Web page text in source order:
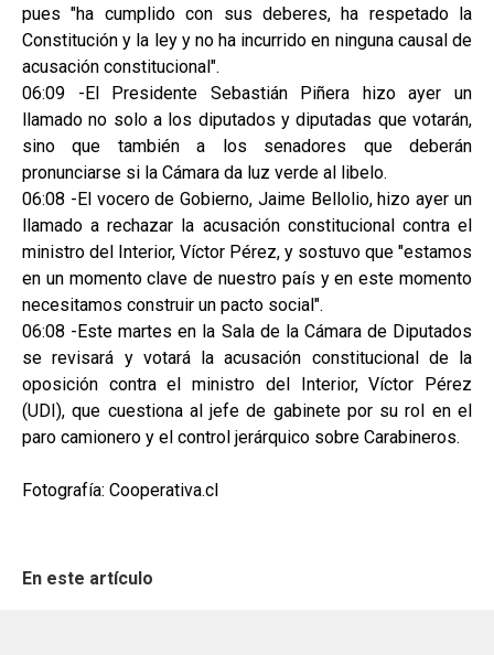
pues "ha cumplido con sus deberes, ha respetado la
Constitución y la ley y no ha incurrido en ninguna causal de
acusación constitucional".
06:09 -El Presidente Sebastián Piñera hizo ayer un
llamado no solo a los diputados y diputadas que votarán,
sino que también a los senadores que deberán
pronunciarse si la Cámara da luz verde al libelo.
06:08 -El vocero de Gobierno, Jaime Bellolio, hizo ayer un
llamado a rechazar la acusación constitucional contra el
ministro del Interior, Víctor Pérez, y sostuvo que "estamos
en un momento clave de nuestro país y en este momento
necesitamos construir un pacto social".
06:08 -Este martes en la Sala de la Cámara de Diputados
se revisará y votará la acusación constitucional de la
oposición contra el ministro del Interior, Víctor Pérez
(UDI), que cuestiona al jefe de gabinete por su rol en el
paro camionero y el control jerárquico sobre Carabineros.
Fotografía: Cooperativa.cl
En este artículo